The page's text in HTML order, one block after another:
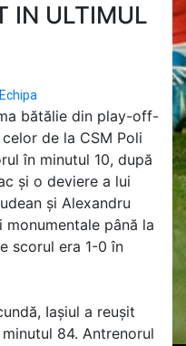
IN ULTIMUL
Echipa
bătălie din play-off-
de la CSM Poli
în minutul 10, după
și o deviere a lui
și Alexandru
până la
scorul era 1-0 în
Iașiul a reușit
84. Antrenorul